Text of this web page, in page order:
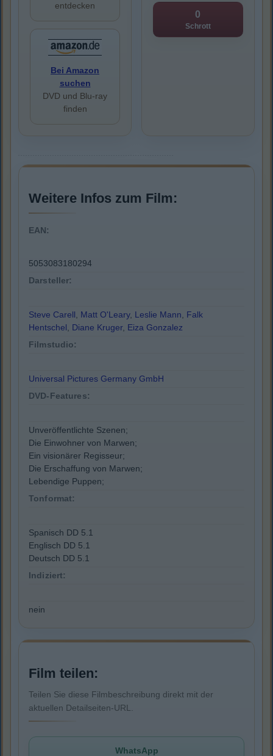
entdecken
Bei Amazon
suchen
DVD und Blu-ray
finden
0
Schrott
Weitere Infos zum Film:
EAN:
5053083180294
Darsteller:
Steve Carell, Matt O'Leary, Leslie Mann, Falk
Hentschel, Diane Kruger, Eiza Gonzalez
Filmstudio:
Universal Pictures Germany GmbH
DVD-Features:
Unveröffentlichte Szenen;
Die Einwohner von Marwen;
Ein visionärer Regisseur;
Die Erschaffung von Marwen;
Lebendige Puppen;
Tonformat:
Spanisch DD 5.1
Englisch DD 5.1
Deutsch DD 5.1
Indiziert:
nein
Film teilen:
Teilen Sie diese Filmbeschreibung direkt mit der
aktuellen Detailseiten-URL.
WhatsApp